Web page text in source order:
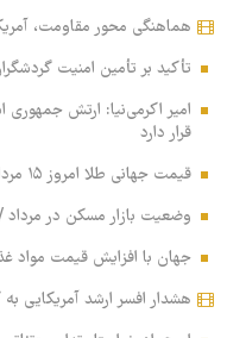
هماهنگی محور مقاومت،
تأکید بر تأمین امنیت
امیر اکرمی‌نیا: ارتش
قرار دارد
قیمت جهانی طلا امروز ۱۵ مرداد؛ هر اونس به ۴۲۶۵ دلار و ۲۲ سنت رسید
وضعیت بازار مسکن در
جهان با افزایش قیمت مواد
هشدار افسر ارشد آمریکایی